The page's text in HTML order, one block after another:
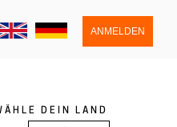
ANMELDEN
DEIN LAND